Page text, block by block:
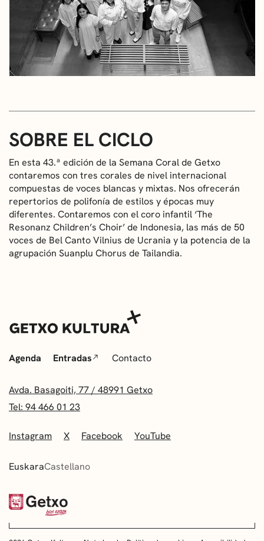
SOBRE EL CICLO
En esta 43.ª edición de la Semana Coral de Getxo
contaremos con tres corales de nivel internacional
compuestas de voces blancas y mixtas. Nos ofrecerán
repertorios de polifonía de estilos y épocas muy
diferentes. Contaremos con el coro infantil ‘The
Resonanz Children’s Choir’ de Indonesia, las más de 50
voces de Bel Canto Vilnius de Ucrania y la potencia de la
agrupación Suanplu Chorus de Tailandia.
Agenda Entradas Contacto
Avda. Basagoiti, 77 / 48991 Getxo
Tel: 94 466 01 23
Instagram X Facebook YouTube
EuskaraCastellano